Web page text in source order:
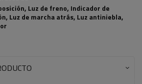
Luz de freno, Indicador de
, Luz de marcha atrás, Luz antiniebla,